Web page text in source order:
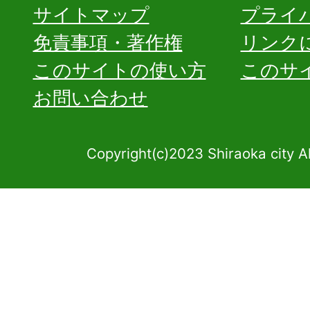
サイトマップ
プライ
免責事項・著作権
リンク
このサイトの使い方
このサ
お問い合わせ
Copyright(c)2023 Shiraoka city